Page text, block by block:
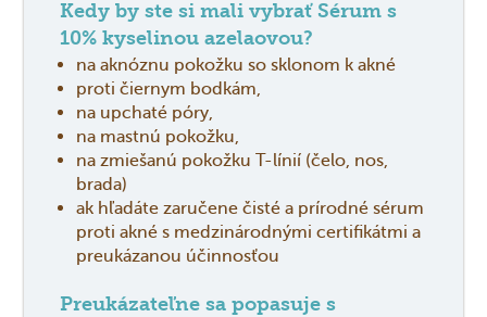
Kedy by ste si mali vybrať Sérum s
10% kyselinou azelaovou?
na aknóznu pokožku so sklonom k akné
proti čiernym bodkám,
na upchaté póry,
na mastnú pokožku,
na zmiešanú pokožku T-línií (čelo, nos,
brada)
ak hľadáte zaručene čisté a prírodné sérum
proti akné s medzinárodnými certifikátmi a
preukázanou účinnosťou
Preukázateľne sa popasuje s